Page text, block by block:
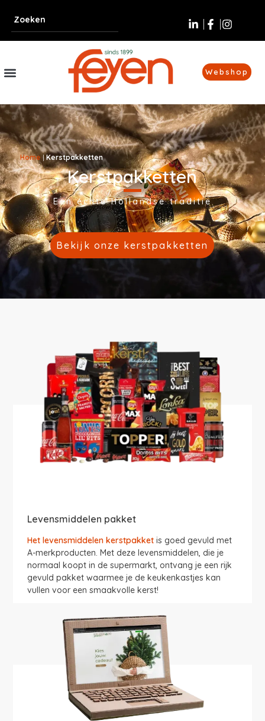
Webshop
Home | Kerstpakketten
Kerstpakketten
Een échte Hollandse traditie
Bekijk onze kerstpakketten
Levensmiddelen pakket
Het levensmiddelen kerstpakketis goed gevuld met
A-merkproducten. Met deze levensmiddelen, die je
normaal koopt in de supermarkt, ontvang je een rijk
gevuld pakket waarmee je de keukenkastjes kan
vullen voor een smaakvolle kerst!